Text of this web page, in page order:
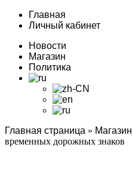
Главная
Личный кабинет
Новости
Магазин
Политика
Главная страница » Магазин
временных дорожных знаков